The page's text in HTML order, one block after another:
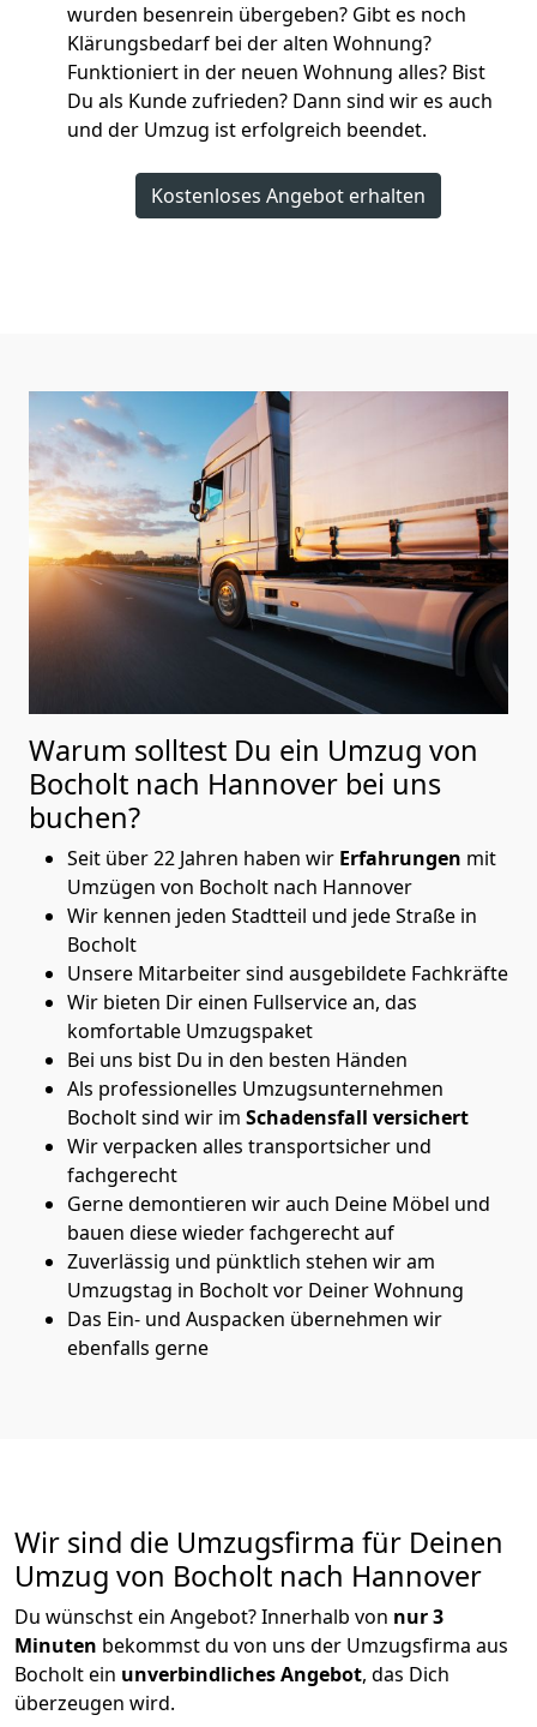
wurden besenrein übergeben? Gibt es noch
Klärungsbedarf bei der alten Wohnung?
Funktioniert in der neuen Wohnung alles? Bist
Du als Kunde zufrieden? Dann sind wir es auch
und der Umzug ist erfolgreich beendet.
Kostenloses Angebot erhalten
Warum solltest Du ein Umzug von
Bocholt nach Hannover bei uns
buchen?
Seit über 22 Jahren haben wir Erfahrungen mit
Umzügen von Bocholt nach Hannover
Wir kennen jeden Stadtteil und jede Straße in
Bocholt
Unsere Mitarbeiter sind ausgebildete Fachkräfte
Wir bieten Dir einen Fullservice an, das
komfortable Umzugspaket
Bei uns bist Du in den besten Händen
Als professionelles Umzugsunternehmen
Bocholt sind wir im Schadensfall versichert
Wir verpacken alles transportsicher und
fachgerecht
Gerne demontieren wir auch Deine Möbel und
bauen diese wieder fachgerecht auf
Zuverlässig und pünktlich stehen wir am
Umzugstag in Bocholt vor Deiner Wohnung
Das Ein- und Auspacken übernehmen wir
ebenfalls gerne
Wir sind die Umzugsfirma für Deinen
Umzug von Bocholt nach Hannover
Du wünschst ein Angebot? Innerhalb von nur 3
Minuten bekommst du von uns der Umzugsfirma aus
Bocholt ein unverbindliches Angebot, das Dich
überzeugen wird.